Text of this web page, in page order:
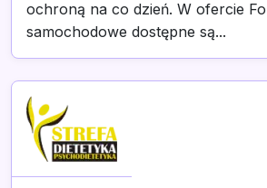
ochroną na co dzień. W ofercie
samochodowe dostępne są...